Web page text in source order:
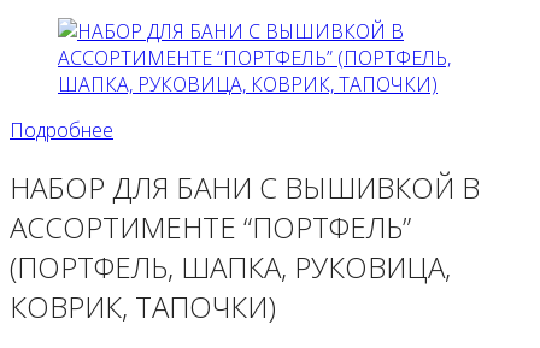
Подробнее
НАБОР ДЛЯ БАНИ С ВЫШИВКОЙ В
АССОРТИМЕНТЕ “ПОРТФЕЛЬ”
(ПОРТФЕЛЬ, ШАПКА, РУКОВИЦА,
КОВРИК, ТАПОЧКИ)